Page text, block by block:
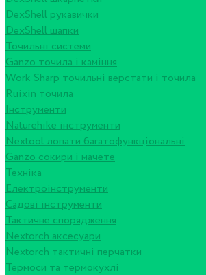
DexShell рукавички
DexShell шапки
Точильні системи
Ganzo точила і каміння
Work Sharp точильні верстати і точила
Ruixin точила
Інструменти
Naturehike інструменти
Nextool лопати багатофункціональні
Ganzo сокири і мачете
Техніка
Електроінструменти
Садові інструменти
Тактичне спорядження
Nextorch аксесуари
Nextorch тактичні перчатки
Термоси та термокухлі